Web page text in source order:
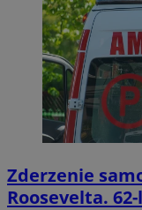
Zderzenie
Roosevelta.